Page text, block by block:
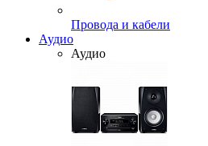
Провода и кабели
Аудио
Аудио